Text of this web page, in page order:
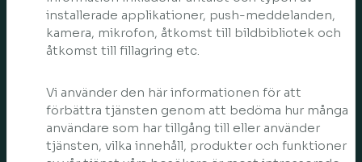
installerade applikationer, push-meddelanden,
kamera, mikrofon, åtkomst till bildbibliotek och
åtkomst till fillagring etc.
Vi använder den här informationen för att
förbättra tjänsten genom att bedöma hur många
användare som har tillgång till eller använder
tjänsten, vilka innehåll, produkter och funktioner